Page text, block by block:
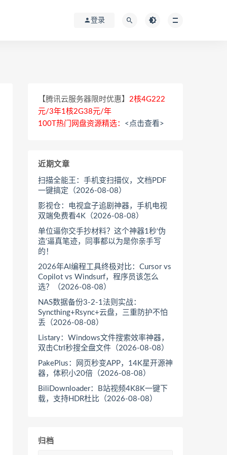
登录
【腾讯云服务器限时优惠】 2核4G222
元/3年1核2G38元/年
100T热门网盘资源精选： <点击查看>
近期文章
扫描全能王：手机变扫描仪，文档PDF
一键搞定（2026-08-08）
影视仓：电视盒子追剧神器，手机电视
双端免费看4K（2026-08-08）
单位逼你交手抄材料？这个神器1秒‘伪
造’逼真笔迹，同事都以为是你亲手写
的！
2026年AI编程工具终极对比：Cursor vs
Copilot vs Windsurf，程序员该怎么
选？（2026-08-08）
NAS数据备份3-2-1法则实战：
Syncthing+Rsync+云盘，三重防护不怕
丢（2026-08-08）
Listary：Windows文件搜索效率神器，
双击Ctrl秒搜全盘文件（2026-08-08）
PakePlus：网页秒变APP，14K星开源神
器，体积小20倍（2026-08-08）
BiliDownloader：B站视频4K8K一键下
载，支持HDR杜比（2026-08-08）
归档